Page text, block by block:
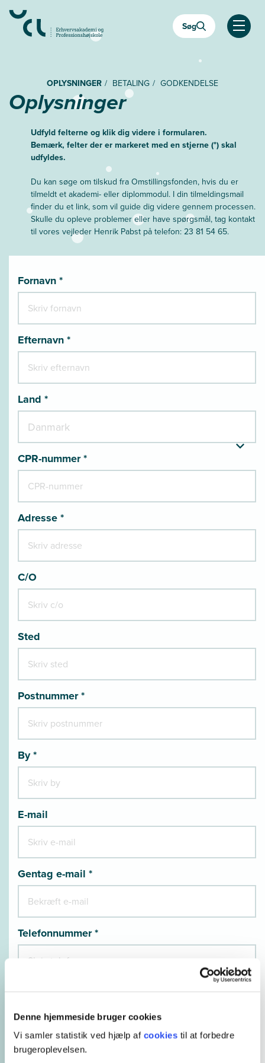
Denne hjemmeside bruger cookies
Vi samler statistik ved hjælp af cookies til at forbedre
brugeroplevelsen.
hovedindhold
Søg
Åben
OPLYSNINGER BETALING GODKENDELSE
Oplysninger
Udfyld felterne og klik dig videre i formularen.
Bemærk, felter der er markeret med en stjerne (*) skal
udfyldes.
Du kan søge om tilskud fra Omstillingsfonden, hvis du er
tilmeldt et akademi- eller diplommodul. I din tilmeldingsmail
finder du et link, som vil guide dig videre gennem processen.
Skulle du opleve problemer eller have spørgsmål, tag kontakt
til vores vejleder Henrik Pabst på telefon: 23 81 54 65.
Fornavn *
Efternavn *
Land *
CPR-nummer *
Adresse *
C/O
Sted
Postnummer *
By *
E-mail
Gentag e-mail *
Telefonnummer *